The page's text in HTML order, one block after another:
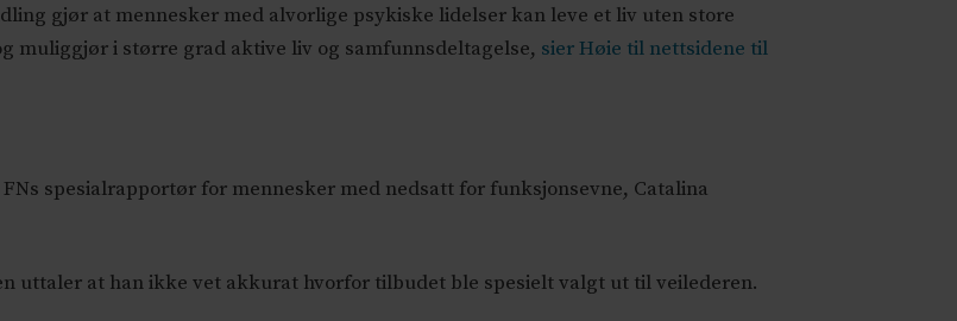
gjør at mennesker med alvorlige psykiske lidelser kan leve et liv uten store
muliggjør i større grad aktive liv og samfunnsdeltagelse, sier Høie til nettsidene til
spesialrapportør for mennesker med nedsatt for funksjonsevne, Catalina
uttaler at han ikke vet akkurat hvorfor tilbudet ble spesielt valgt ut til veilederen.